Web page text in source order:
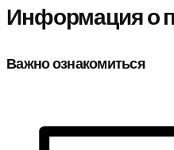
Информация о
Важно ознакомиться